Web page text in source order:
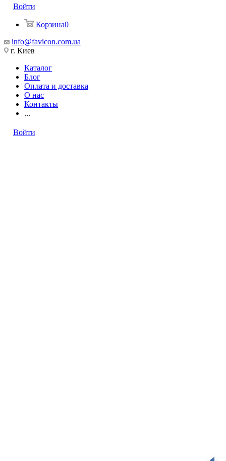
Войти
Корзина0
info@favicon.com.ua
г. Киев
Каталог
Блог
Оплата и доставка
О нас
Контакты
...
Войти